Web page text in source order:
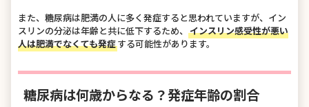
また、糖尿病は肥満の人に多く発症すると思われていますが、イン
スリンの分泌は年齢と共に低下するため、 インスリン感受性が悪い
人は肥満でなくても発症する可能性があります。
糖尿病は何歳からなる？発症年齢の割合